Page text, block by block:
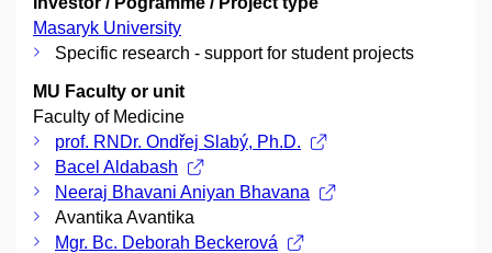
Masaryk University
Specific research - support for student projects
MU Faculty or unit
Faculty of Medicine
prof. RNDr. Ondřej Slabý, Ph.D.
Bacel Aldabash
Neeraj Bhavani Aniyan Bhavana
Avantika Avantika
Mgr. Bc. Deborah Beckerová